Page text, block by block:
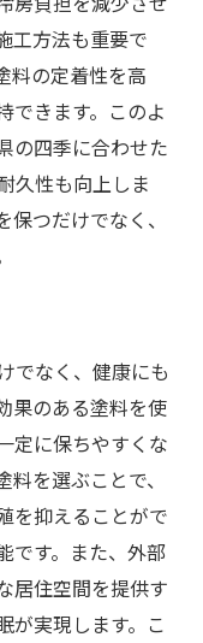
工方法も重要で
料の定着性を高
できます。このよ
の四季に合わせた
久性も向上しま
つだけでなく、
でなく、健康にも
果のある塗料を使
定に保ちやすくな
を選ぶことで、
を抑えることがで
です。また、外部
居住空間を提供す
が実現します。こ